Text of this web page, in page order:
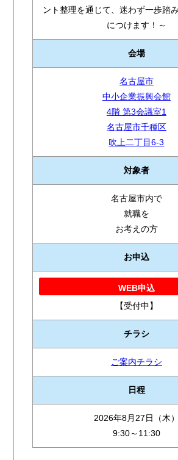
ント整理を通じて、迷わず一歩踏
につけます！～
会場
名古屋市
中小企業振興会館
4階 第3会議室1
名古屋市千種区
吹上二丁目6-3
対象者
名古屋市内で
就職を
お考えの方
お申込
WEB申込
【受付中】
チラシ
ご案内チラシ
日程
2026年8月27日（木）
9:30～11:30